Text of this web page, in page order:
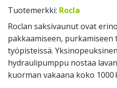
Tuotemerkki: Rocla
Roclan saksivaunut ovat
pakkaamiseen, purkamiseen
työpisteissä.
hydraulipumppu nostaa
kuorman vakaana koko 1000